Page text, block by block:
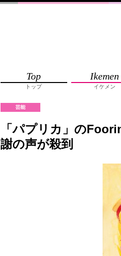
Top
トップ
Ikemen
イケメン
芸能
「パプリカ」の
謝の声が殺到